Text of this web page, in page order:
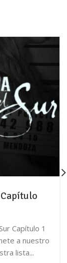
Capítulo 1
a nuestro
lista...